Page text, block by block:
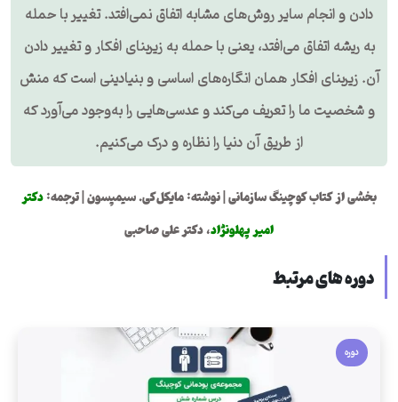
دادن و انجام سایر روش‌های مشابه اتفاق نمی‌افتد. تغییر با حمله
به ریشه اتفاق می‌افتد، یعنی با حمله به زیربنای افکار و تغییر دادن
آن. زیربنای افکار همان انگاره‌های اساسی و بنیادینی است که منش
و شخصیت ما را تعریف می‌کند و عدسی‌هایی را به‌وجود می‌آورد که
از طریق آن دنیا را نظاره و درک می‌کنیم.
بخشی از کتاب کوچینگ سازمانی | نوشته: مایکل‌کی. سیمپسون | ترجمه:دکتر
امیر پهلونژاد، دکتر علی صاحبی
دوره های مرتبط
دوره